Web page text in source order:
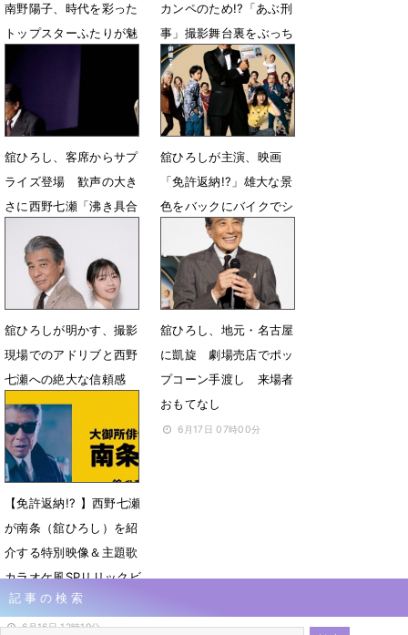
南野陽子、時代を彩った
トップスターふたりが魅
禁
6月23日 06時10分
カンペのため!?「あぶ刑
事」撮影舞台裏をぶっち
ゃけ
6月20日 17時32分
舘ひろし、客席からサプ
ライズ登場 歓声の大き
さに西野七瀬「沸き具合
6月20日 15時50分
舘ひろしが主演、映画
「免許返納!?」雄大な景
色をバックにバイクでシ
ョットガンをぶっ放
す！ 本編冒頭シーン公
開
6月19日 20時03分
舘ひろしが明かす、撮影
現場でのアドリブと西野
七瀬への絶大な信頼感
6月19日 07時00分
舘ひろし、地元・名古屋
に凱旋 劇場売店でポッ
プコーン手渡し 来場者
おもてなし
6月17日 07時00分
【免許返納!? 】西野七瀬
が南条（舘ひろし）を紹
介する特別映像＆主題歌
カラオケ風SPリリックビ
デオ公開
6月16日 12時19分
記事の検索